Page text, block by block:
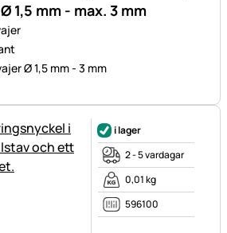
1,5 mm - max. 3 mm
Ø 1,5 mm - 3 mm
i lager
2 - 5 vardagar
0,01 kg
596100